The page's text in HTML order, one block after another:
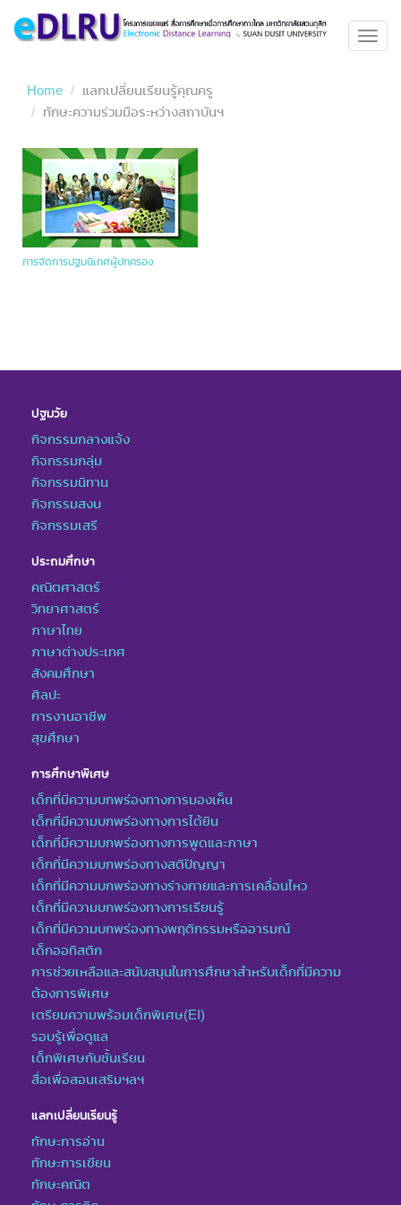
Home
แลกเปลี่ยนเรียนรู้คุณครู
ทักษะความร่วมมือระหว่างสถาบันฯ
การจัดการปฐมนิเทศผู้ปกครอง
ปฐมวัย
กิจกรรมกลางแจ้ง
กิจกรรมกลุ่ม
กิจกรรมนิทาน
กิจกรรมสงบ
กิจกรรมเสรี
ประถมศึกษา
คณิตศาสตร์
วิทยาศาสตร์
ภาษาไทย
ภาษาต่างประเทศ
สังคมศึกษา
ศิลปะ
การงานอาชีพ
สุขศึกษา
การศึกษาพิเศษ
เด็กที่มีความบกพร่องทางการมองเห็น
เด็กที่มีความบกพร่องทางการได้ยิน
เด็กที่มีความบกพร่องทางการพูดและภาษา
เด็กที่มีความบกพร่องทางสติปัญญา
เด็กที่มีความบกพร่องทางร่างกายและการเคลื่อนไหว
เด็กที่มีความบกพร่องทางการเรียนรู้
เด็กที่มีความบกพร่องทางพฤติกรรมหรืออารมณ์
เด็กออทิสติก
การช่วยเหลือและสนับสนุนในการศึกษาสำหรับเด็กที่มีความ
ต้องการพิเศษ
เตรียมความพร้อมเด็กพิเศษ(EI)
รอบรู้เพื่อดูแล
เด็กพิเศษกับชั้นเรียน
สื่อเพื่อสอนเสริมฯลฯ
แลกเปลี่ยนเรียนรู้
ทักษะการอ่าน
ทักษะการเขียน
ทักษะคณิต